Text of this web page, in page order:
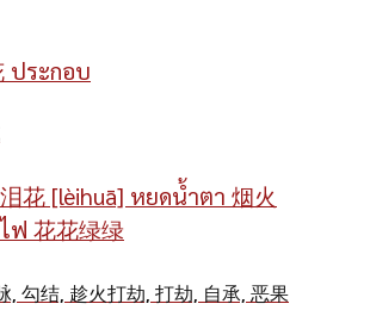
花 [lèihuā] หยดน้ำตา 烟火
ฟ 花花绿绿
勾结, 趁火打劫, 打劫, 自承, 恶果